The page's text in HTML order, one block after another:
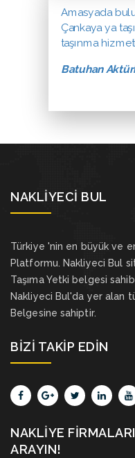
Amasyada
Çankaya ya
taşınma
Batuhan
NAKLIYECI BUL
Türkiye 'nin en büyük ve
Platformu. Nakliyeci Bul
Taşıma Yetki belgesi
Nakliyeci Bul'da yer alan
Belgesine sahiptir.
BIZI TAKIP EDIN
NAKLIYE
ARAYIN!